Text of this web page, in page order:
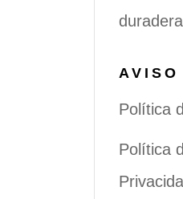
Política
Política